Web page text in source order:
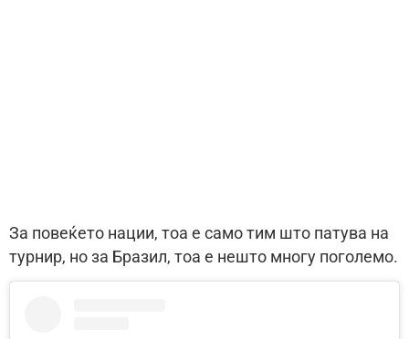
За повеќето нации, тоа е само тим што патува на
турнир, но за Бразил, тоа е нешто многу поголемо.